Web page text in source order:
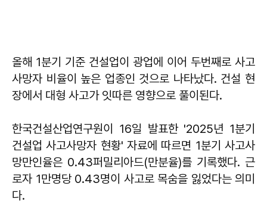
올해 1분기 기준 건설업이 광업에 이어 두번째로 사고
사망자 비율이 높은 업종인 것으로 나타났다. 건설 현
장에서 대형 사고가 잇따른 영향으로 풀이된다.
한국건설산업연구원이 16일 발표한 '2025년 1분기
건설업 사고사망자 현황' 자료에 따르면 1분기 사고사
망만인율은 0.43퍼밀리아드(만분율)를 기록했다. 근
로자 1만명당 0.43명이 사고로 목숨을 잃었다는 의미
다.